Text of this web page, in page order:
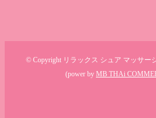
© Copyright リラックス シュア マッサー
(power by MB THAi